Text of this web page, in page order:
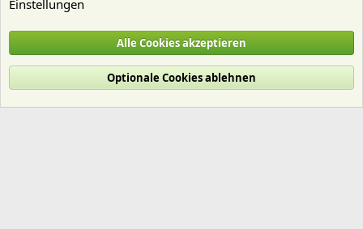
Cookies
Deutsch (Du)
Nutzungsbedingungen
Datenschutz Hilfe und Impressum
R
Einstellungen
Alle Cookies akzeptieren
Optionale Cookies ablehnen